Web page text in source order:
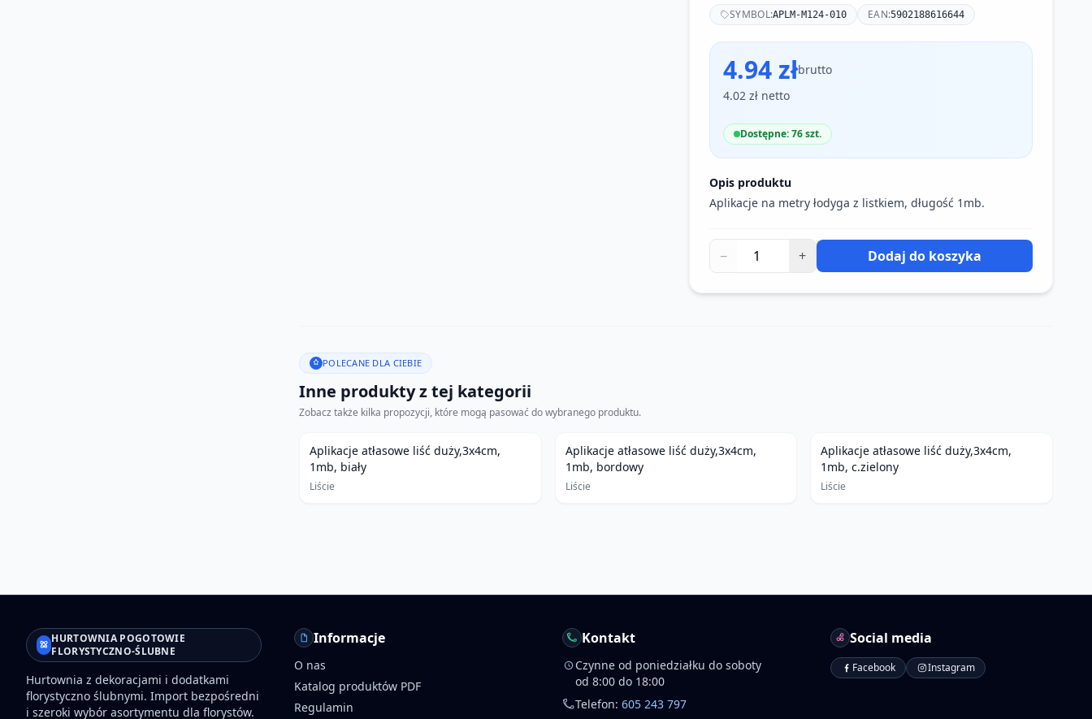
SYMBOL:APLM-M124-010 EAN:5902188616644
4.94 złbrutto
4.02 zł netto
Dostępne: 76 szt.
Opis produktu
Aplikacje na metry łodyga z listkiem, długość 1mb.
− + Dodaj do koszyka
POLECANE DLA CIEBIE
Inne produkty z tej kategorii
Zobacz także kilka propozycji, które mogą pasować do wybranego produktu.
Aplikacje atłasowe liść duży,3x4cm,
1mb, biały
Liście
Aplikacje atłasowe liść duży,3x4cm,
1mb, bordowy
Liście
Aplikacje atłasowe liść duży,3x4cm,
1mb, c.zielony
Liście
HURTOWNIA POGOTOWIE
FLORYSTYCZNO-ŚLUBNE
Hurtownia z dekoracjami i dodatkami
florystyczno ślubnymi. Import bezpośredni
i szeroki wybór asortymentu dla florystów.
Informacje
O nas
Katalog produktów PDF
Regulamin
Kontakt
Czynne od poniedziałku do soboty
od 8:00 do 18:00
Telefon: 605 243 797
Social media
Facebook Instagram